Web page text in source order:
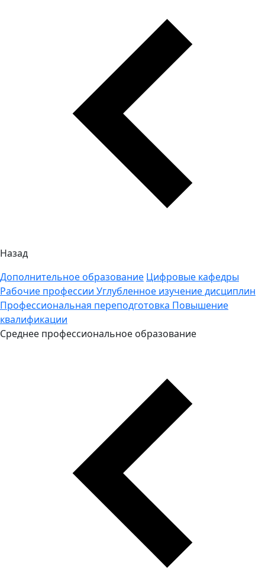
Назад
Дополнительное образование Цифровые кафедры
Рабочие профессии Углубленное изучение дисциплин
Профессиональная переподготовка Повышение
квалификации
Среднее профессиональное образование